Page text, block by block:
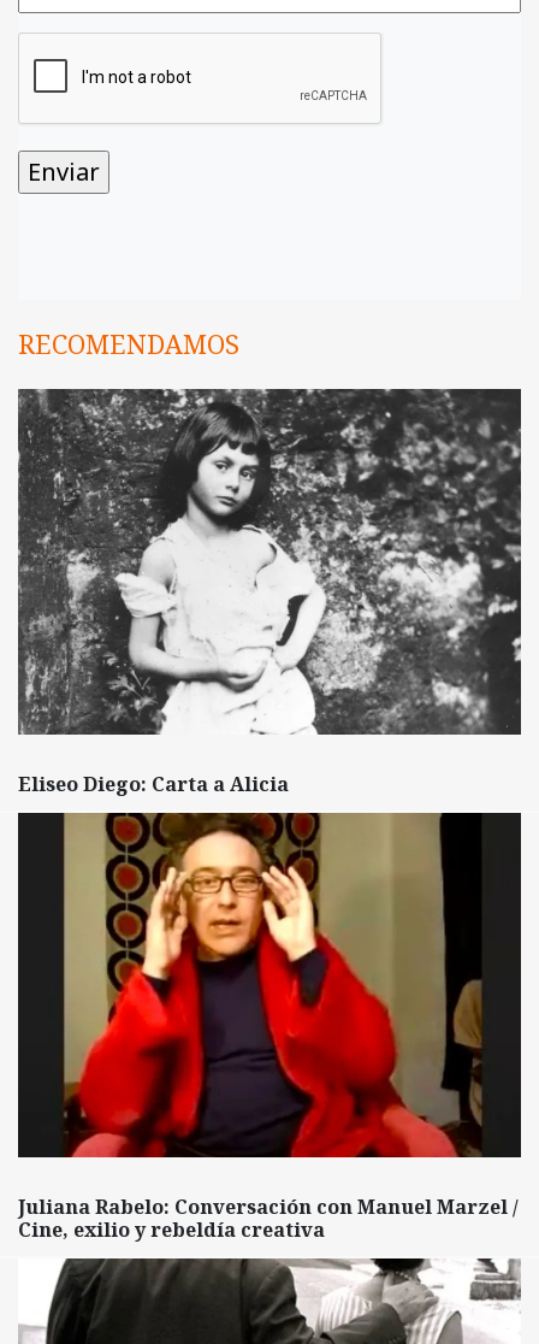
RECOMENDAMOS
Eliseo Diego: Carta a Alicia
Juliana Rabelo: Conversación con Manuel Marzel /
Cine, exilio y rebeldía creativa